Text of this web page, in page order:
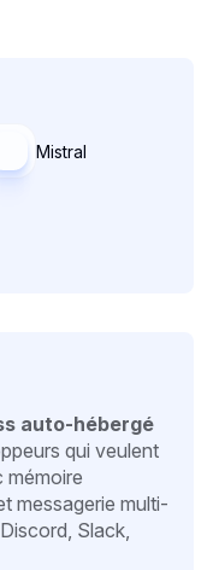
Mistral
auto-hébergé
qui veulent
mémoire
messagerie multi-
Slack,